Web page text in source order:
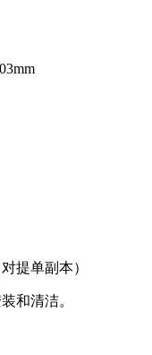
提单副本）
和清洁。